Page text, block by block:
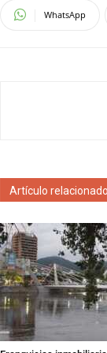
WhatsApp
Artículo